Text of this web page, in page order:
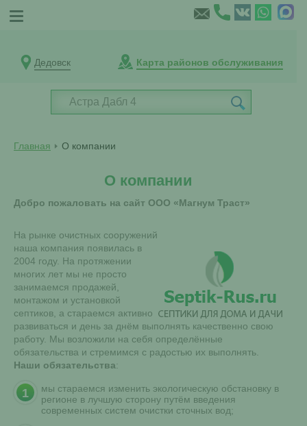
Дедовск Карта районов обслуживания
Главная О компании
О компании
Добро пожаловать на сайт ООО «Магнум Траст»
На рынке очистных сооружений
наша компания появилась в
2004 году. На протяжении
многих лет мы не просто
занимаемся продажей,
монтажом и установкой
септиков, а стараемся активно
развиваться и день за днём выполнять качественно свою
работу. Мы возложили на себя определённые
обязательства и стремимся с радостью их выполнять.
Наши обязательства:
мы стараемся изменить экологическую обстановку в
регионе в лучшую сторону путём введения
современных систем очистки сточных вод;